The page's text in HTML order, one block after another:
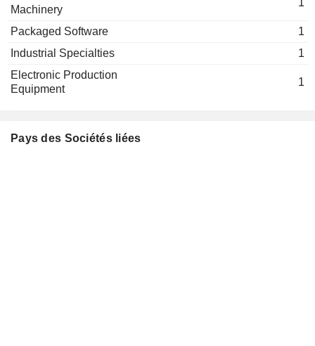
Machinery
1
Packaged Software
1
Industrial Specialties
1
Electronic Production
Equipment
1
Pays des Sociétés liées